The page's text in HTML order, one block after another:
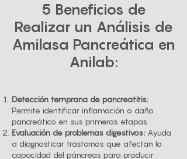
5 Beneficios de
Realizar un Análisis de
Amilasa Pancreática en
Anilab:
Detección temprana de pancreatitis:
Permite identificar inflamación o daño
pancreático en sus primeras etapas.
Evaluación de problemas digestivos: Ayuda
a diagnosticar trastornos que afectan la
capacidad del páncreas para producir